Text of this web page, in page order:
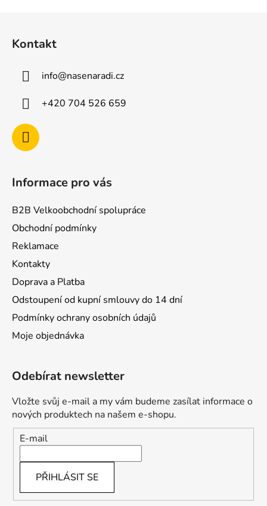
Kontakt
info@nasenaradi.cz
+420 704 526 659
Informace pro vás
B2B Velkoobchodní spolupráce
Obchodní podmínky
Reklamace
Kontakty
Doprava a Platba
Odstoupení od kupní smlouvy do 14 dní
Podmínky ochrany osobních údajů
Moje objednávka
Odebírat newsletter
Vložte svůj e-mail a my vám budeme zasílat informace o
nových produktech na našem e-shopu.
E-mail
PŘIHLÁSIT SE